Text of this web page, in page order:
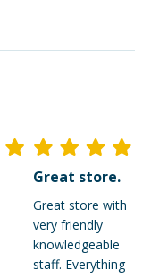
Great store.
Great store with
very friendly
knowledgeable
staff. Everything